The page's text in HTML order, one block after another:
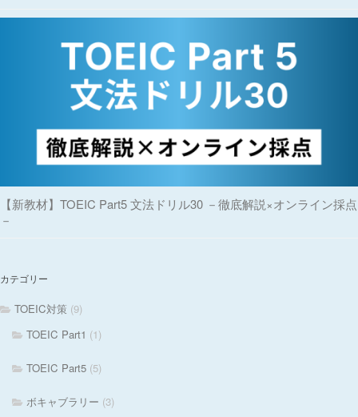
【新教材】TOEIC Part5 文法ドリル30 －徹底解説×オンライン採点
－
カテゴリー
TOEIC対策 (9)
TOEIC Part1 (1)
TOEIC Part5 (5)
ボキャブラリー (3)